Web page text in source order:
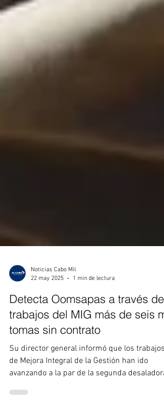
Noticias Cabo Mil
22 may 2025
1 min de lectura
Detecta Oomsapas a través de
trabajos del MIG más de seis
tomas sin contrato
Su director general informó que los trabajos
avanzando a la par de la segunda desaladora